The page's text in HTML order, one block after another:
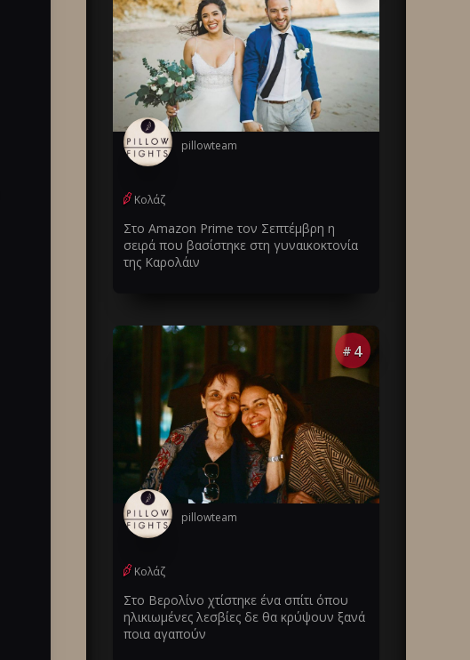
pillowteam
Κολάζ
Στο Amazon Prime τον Σεπτέμβρη η
σειρά που βασίστηκε στη γυναικοκτονία
της Καρολάιν
# 4
pillowteam
Κολάζ
Στο Βερολίνο χτίστηκε ένα σπίτι όπου
ηλικιωμένες λεσβίες δε θα κρύψουν ξανά
ποια αγαπούν